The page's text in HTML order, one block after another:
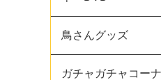
鳥さんグッズ
ガチャガチャコー